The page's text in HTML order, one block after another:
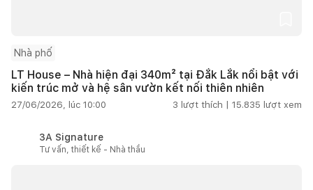
Nhà phố
LT House – Nhà hiện đại 340m² tại Đắk Lắk nổi bật với
kiến trúc mở và hệ sân vườn kết nối thiên nhiên
27/06/2026, lúc 10:00 3 lượt thích | 15.835 lượt xem
3A Signature
Tư vấn, thiết kế - Nhà thầu